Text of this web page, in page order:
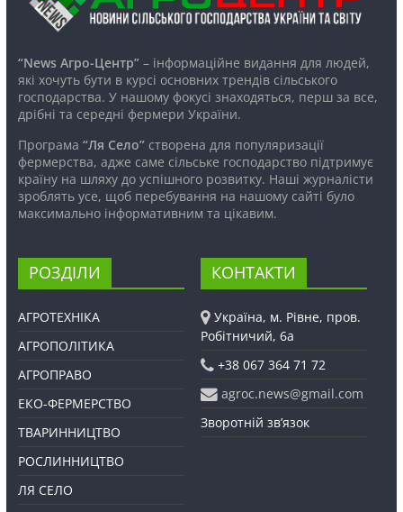
“News Агро-Центр”– інформаційне видання для людей,
які хочуть бути в курсі основних трендів сільського
господарства. У нашому фокусі знаходяться, перш за все,
дрібні та середні фермери України.
Програма “Ля Село”створена для популяризації
фермерства, адже саме сільське господарство підтримує
країну на шляху до успішного розвитку. Наші журналісти
зроблять усе, щоб перебування на нашому сайті було
максимально інформативним та цікавим.
РОЗДІЛИ
АГРОТЕХНІКА
АГРОПОЛІТИКА
АГРОПРАВО
ЕКО-ФЕРМЕРСТВО
ТВАРИННИЦТВО
РОСЛИННИЦТВО
ЛЯ СЕЛО
КОНТАКТИ
Україна, м. Рівне, пров.
Робітничий, 6а
+38 067 364 71 72
agroc.news@gmail.com
Зворотній зв’язок